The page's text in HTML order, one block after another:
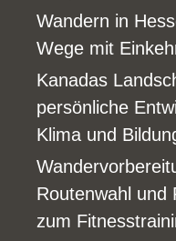
Wandern in
Wege mit
Kanadas
persönliche
Klima und
Routenwahl und
zum